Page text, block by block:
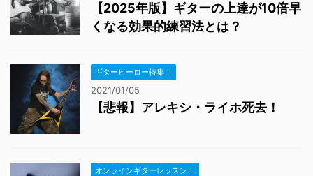
【2025年版】ギターの上達が10倍早
くなる効果的練習法とは？
ギターヒーロー特集！
2021/01/05
【悲報】アレキシ・ライホ死去！
オンラインギターレッスン！